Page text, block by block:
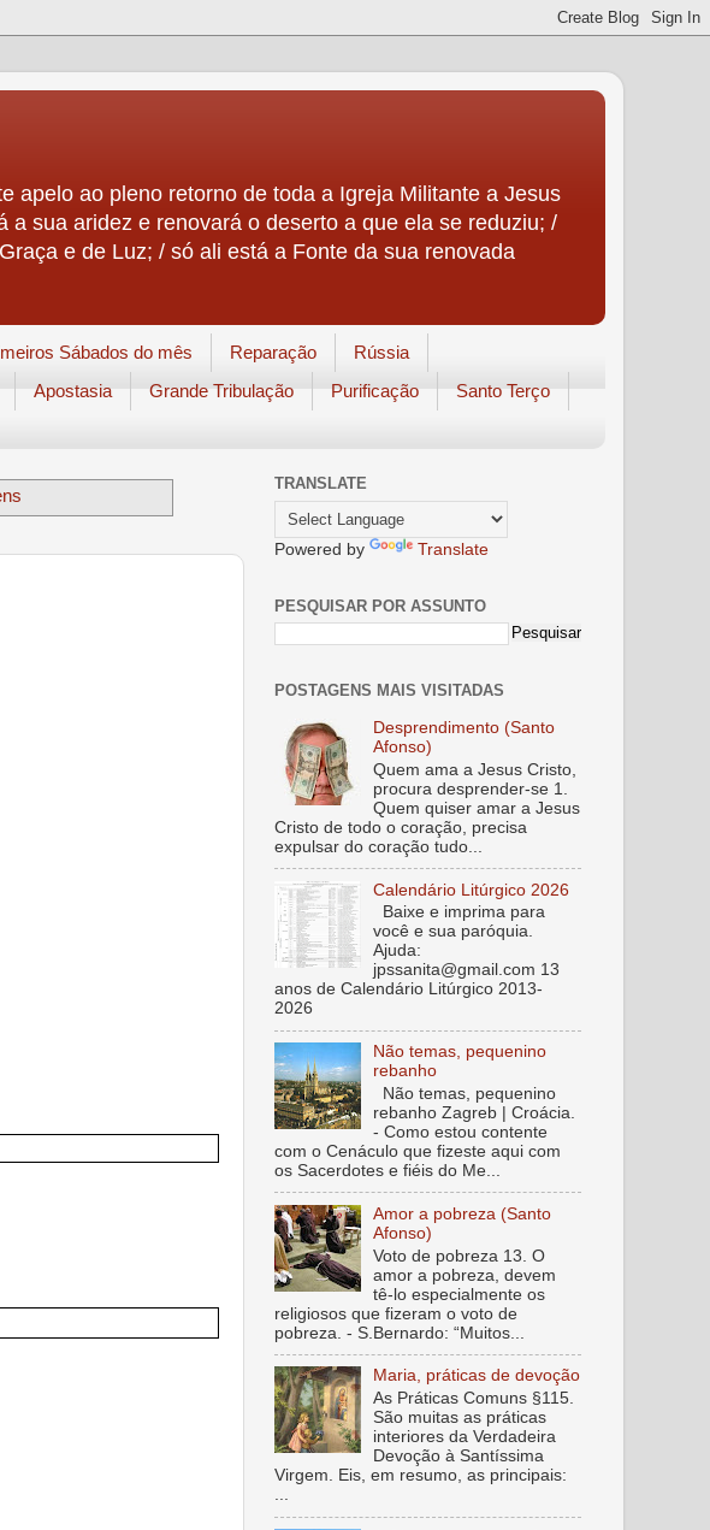
apelo ao pleno retorno de toda a Igreja Militante a Jesus
sua aridez e renovará o deserto a que ela se reduziu; /
e de Luz; / só ali está a Fonte da sua renovada
Sábados do mês Reparação
Rússia
Apostasia Grande Tribulação Purificação
Santo Terço
TRANSLATE
Powered by Translate
PESQUISAR POR ASSUNTO
POSTAGENS MAIS VISITADAS
Desprendimento (Santo
Afonso)
Quem ama a Jesus Cristo,
procura desprender-se 1.
Quem quiser amar a Jesus
Cristo de todo o coração, precisa
expulsar do coração tudo...
Calendário Litúrgico 2026
Baixe e imprima para
você e sua paróquia.
Ajuda:
jpssanita@gmail.com 13
anos de Calendário Litúrgico 2013-
2026
Não temas, pequenino
rebanho
Não temas, pequenino
rebanho Zagreb | Croácia.
- Como estou contente
com o Cenáculo que fizeste aqui com
os Sacerdotes e fiéis do Me...
Amor a pobreza (Santo
Afonso)
Voto de pobreza 13. O
amor a pobreza, devem
tê-lo especialmente os
religiosos que fizeram o voto de
pobreza. - S.Bernardo: “Muitos...
Maria, práticas de devoção
As Práticas Comuns §115.
São muitas as práticas
interiores da Verdadeira
Devoção à Santíssima
Virgem. Eis, em resumo, as principais:
...